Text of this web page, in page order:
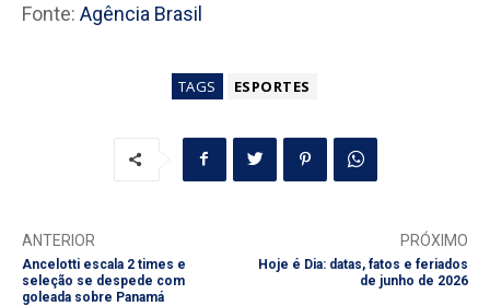
Fonte: Agência Brasil
TAGS ESPORTES
ANTERIOR
Ancelotti escala 2 times e
seleção se despede com
goleada sobre Panamá
PRÓXIMO
Hoje é Dia: datas, fatos e feriados
de junho de 2026